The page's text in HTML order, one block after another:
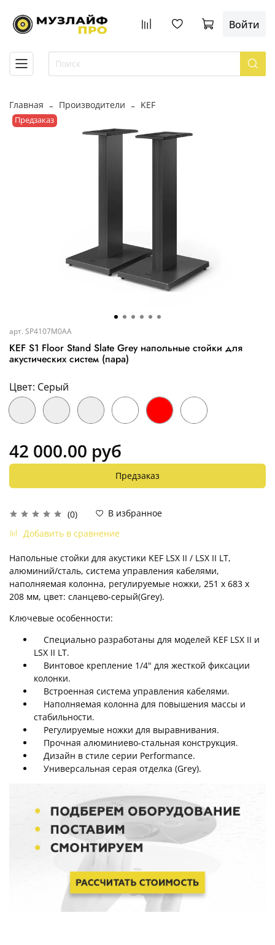
Войти
Главная Производители KEF
Предзаказ
арт. SP4107M0AA
KEF S1 Floor Stand Slate Grey напольные стойки для
акустических систем (пара)
(0)
В избранное
Добавить в сравнение
Цвет: Серый
42 000.00 руб
Предзаказ
Напольные стойки для акустики KEF LSX II / LSX II LT,
алюминий/сталь, система управления кабелями,
наполняемая колонна, регулируемые ножки, 251 x 683 x
208 мм, цвет: сланцево-серый(Grey).
Ключевые особенности:
Специально разработаны для моделей KEF LSX II и
LSX II LT.
Винтовое крепление 1/4" для жесткой фиксации
колонки.
Встроенная система управления кабелями.
Наполняемая колонна для повышения массы и
стабильности.
Регулируемые ножки для выравнивания.
Прочная алюминиево-стальная конструкция.
Дизайн в стиле серии Performance.
Универсальная серая отделка (Grey).